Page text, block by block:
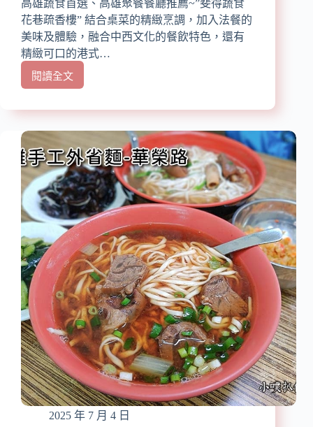
香
配
西
子
灣
夕
高雄蔬食首選、高雄聚餐餐廳推薦~”斐得蔬食
花巷疏香樓” 結合桌菜的精緻烹調，加入法餐的
美味及體驗，融合中西文化的餐飲特色，還有
精緻可口的港式…
閱讀全文
【高
蔬
得
蔬
食
花
巷
疏
香
樓』
近
凹
子
底
站/
港
式
蔬
食
推
薦/
2025 年 7 月 4 日